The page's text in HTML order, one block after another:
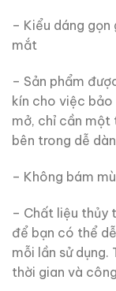
– Kiểu dáng gọn
mắt
– Sản phẩm
kín cho việc
mở, chỉ cần
bên trong dễ
– Không bám
– Chất liệu thủy
để bạn có thể
mỗi lần sử
thời gian và